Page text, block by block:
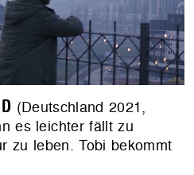
(Deutschland 2021,
es leichter fällt zu
zu leben. Tobi bekommt